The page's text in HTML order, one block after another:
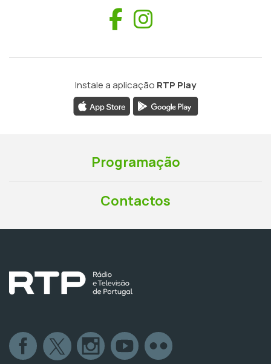
Facebook
Instale a aplicação RTP Play
Programação
Contactos